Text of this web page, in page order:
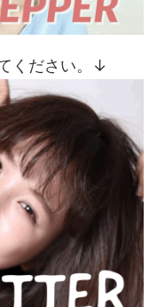
ください。↓